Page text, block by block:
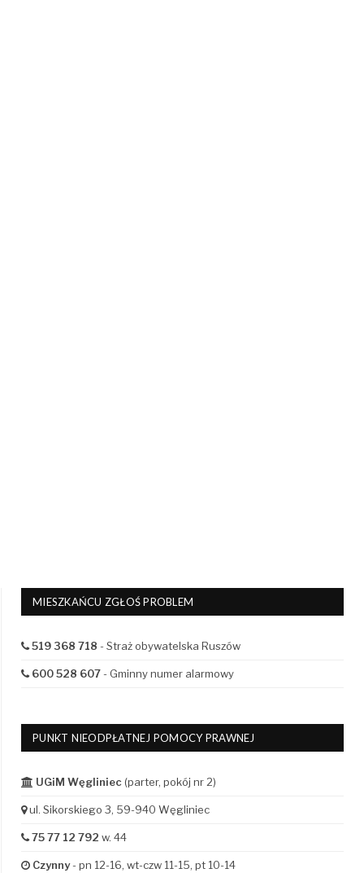
MIESZKAŃCU ZGŁOŚ PROBLEM
519 368 718 - Straż obywatelska Ruszów
600 528 607- Gminny numer alarmowy
PUNKT NIEODPŁATNEJ POMOCY PRAWNEJ
UGiM Węgliniec (parter, pokój nr 2)
ul. Sikorskiego 3, 59-940 Węgliniec
75 77 12 792 w. 44
Czynny- pn 12-16, wt-czw 11-15, pt 10-14